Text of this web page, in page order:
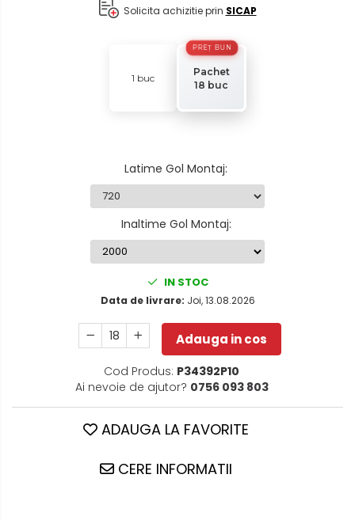
Solicita achizitie prin SICAP
1 buc
Pachet
18 buc
PREȚ BUN
Latime Gol Montaj:
Inaltime Gol Montaj:
IN STOC
Data de livrare: Joi, 13.08.2026
Adauga in cos
Cod Produs: P34392P10
Ai nevoie de ajutor? 0756 093 803
ADAUGA LA FAVORITE
CERE INFORMATII